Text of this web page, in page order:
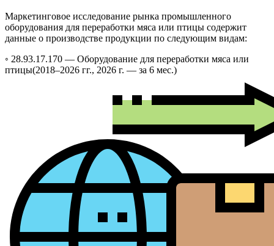
Маркетинговое исследование рынка промышленного
оборудования для переработки мяса или птицы содержит
данные о производстве продукции по следующим видам:
◦ 28.93.17.170 — Оборудование для переработки мяса или
птицы(2018–2026 гг., 2026 г. — за 6 мес.)